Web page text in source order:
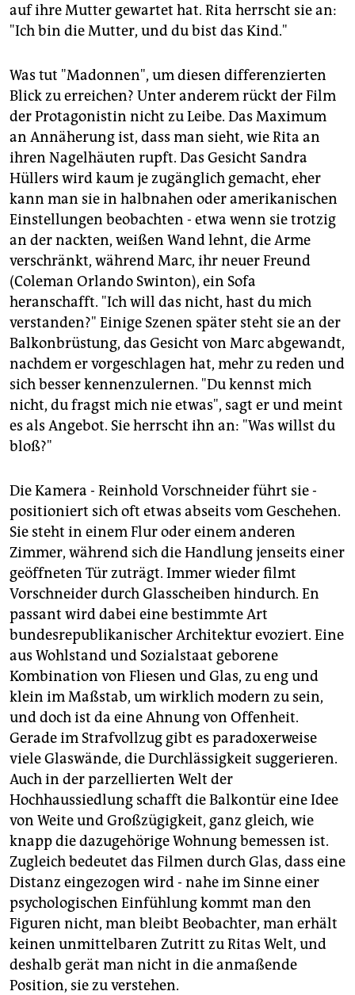
auf ihre Mutter gewartet hat. Rita herrscht sie an:
"Ich bin die Mutter, und du bist das Kind."
Was tut "Madonnen", um diesen differenzierten
Blick zu erreichen? Unter anderem rückt der Film
der Protagonistin nicht zu Leibe. Das Maximum
an Annäherung ist, dass man sieht, wie Rita an
ihren Nagelhäuten rupft. Das Gesicht Sandra
Hüllers wird kaum je zugänglich gemacht, eher
kann man sie in halbnahen oder amerikanischen
Einstellungen beobachten - etwa wenn sie trotzig
an der nackten, weißen Wand lehnt, die Arme
verschränkt, während Marc, ihr neuer Freund
(Coleman Orlando Swinton), ein Sofa
heranschafft. "Ich will das nicht, hast du mich
verstanden?" Einige Szenen später steht sie an der
Balkonbrüstung, das Gesicht von Marc abgewandt,
nachdem er vorgeschlagen hat, mehr zu reden und
sich besser kennenzulernen. "Du kennst mich
nicht, du fragst mich nie etwas", sagt er und meint
es als Angebot. Sie herrscht ihn an: "Was willst du
bloß?"
Die Kamera - Reinhold Vorschneider führt sie -
positioniert sich oft etwas abseits vom Geschehen.
Sie steht in einem Flur oder einem anderen
Zimmer, während sich die Handlung jenseits einer
geöffneten Tür zuträgt. Immer wieder filmt
Vorschneider durch Glasscheiben hindurch. En
passant wird dabei eine bestimmte Art
bundesrepublikanischer Architektur evoziert. Eine
aus Wohlstand und Sozialstaat geborene
Kombination von Fliesen und Glas, zu eng und
klein im Maßstab, um wirklich modern zu sein,
und doch ist da eine Ahnung von Offenheit.
Gerade im Strafvollzug gibt es paradoxerweise
viele Glaswände, die Durchlässigkeit suggerieren.
Auch in der parzellierten Welt der
Hochhaussiedlung schafft die Balkontür eine Idee
von Weite und Großzügigkeit, ganz gleich, wie
knapp die dazugehörige Wohnung bemessen ist.
Zugleich bedeutet das Filmen durch Glas, dass eine
Distanz eingezogen wird - nahe im Sinne einer
psychologischen Einfühlung kommt man den
Figuren nicht, man bleibt Beobachter, man erhält
keinen unmittelbaren Zutritt zu Ritas Welt, und
deshalb gerät man nicht in die anmaßende
Position, sie zu verstehen.